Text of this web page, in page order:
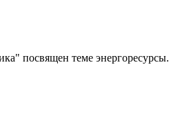
посвящен теме энергоресурсы.